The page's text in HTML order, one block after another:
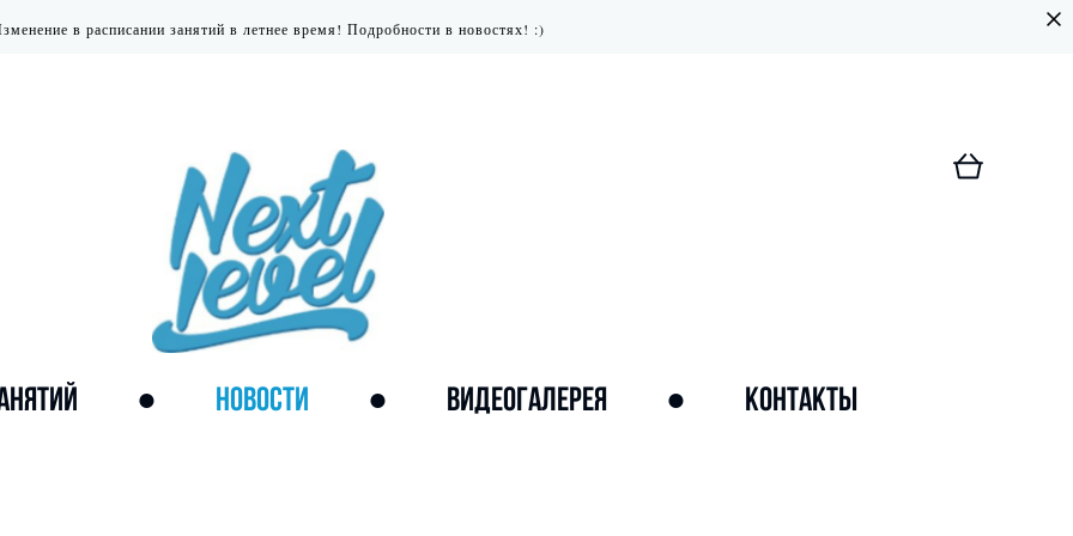
в расписании занятий в летнее время! Подробности в новостях! :)
● НОВОСТИ ● ВИДЕОГАЛЕРЕЯ ● КОНТАКТЫ